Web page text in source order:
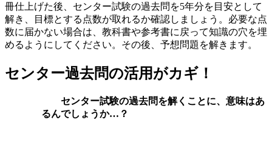
冊仕上げた後、センター試験の過去問を5年分を目安として
解き、目標とする点数が取れるか確認しましょう。 必要な点
数に届かない場合は、教科書や参考書に戻って知識の穴を埋
めるようにしてください。 その後、予想問題を解きます。
センター過去問の活用がカギ！
センター試験の過去問を解くことに、意味はあ
るんでしょうか…？